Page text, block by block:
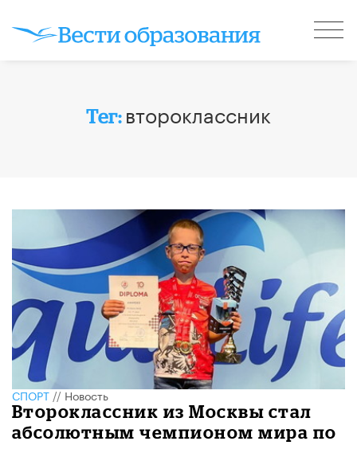
Тег: второклассник
СПОРТ//Новость
Второклассник из Москвы стал
абсолютным чемпионом мира по